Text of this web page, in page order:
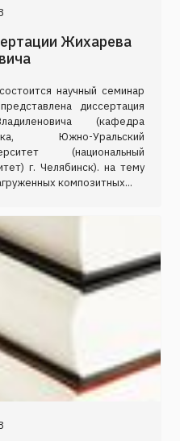
Жихарева
научный семинар
диссертация
(кафедра
Южно-Уральский
(национальный
г. Челябинск). на тему
композитных...